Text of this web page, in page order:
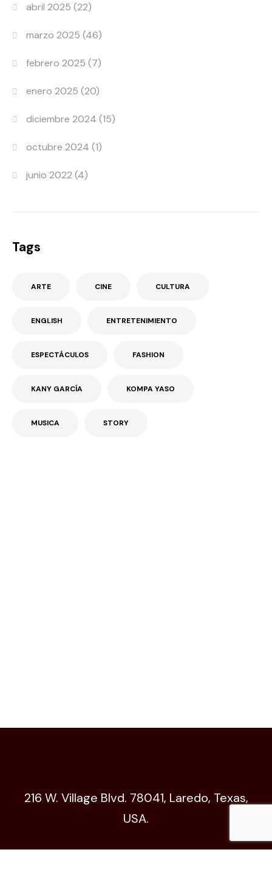
abril 2025 (22)
marzo 2025 (46)
febrero 2025 (7)
enero 2025 (20)
diciembre 2024 (15)
octubre 2024 (1)
junio 2022 (4)
Tags
ARTE CINE CULTURA
ENGLISH ENTRETENIMIENTO
ESPECTÁCULOS FASHION
KANY GARCÍA KOMPA YASO
MUSICA STORY
216 W. Village Blvd. 78041, Laredo, Texas,
USA.